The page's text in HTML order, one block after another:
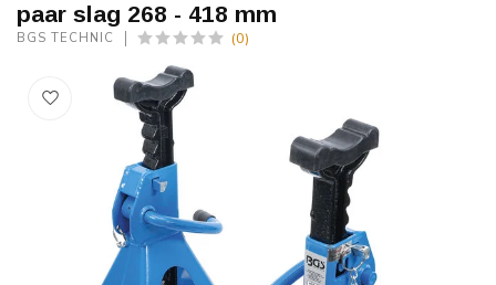
paar slag 268 - 418 mm
BGS TECHNIC (0)